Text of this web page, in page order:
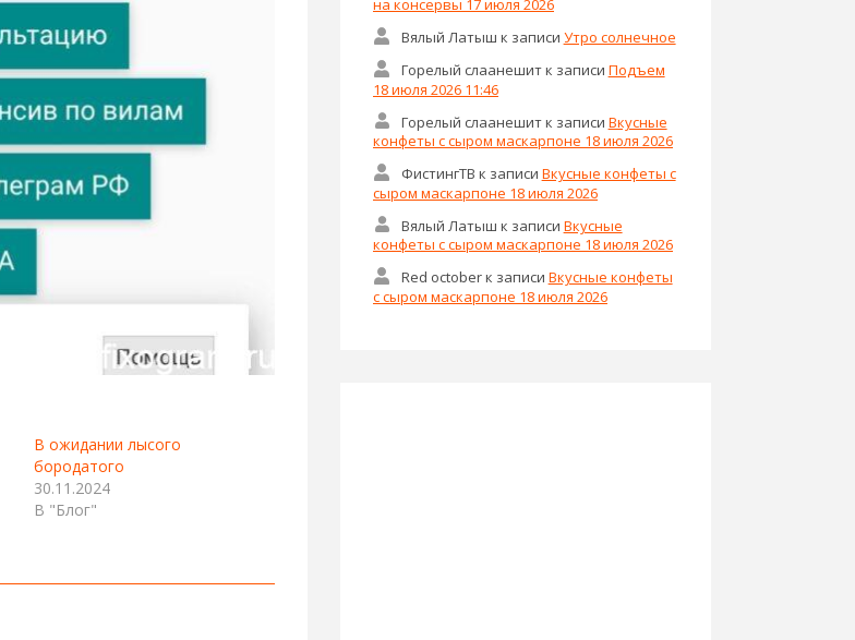
В ожидании лысого
бородатого
30.11.2024
В "Блог"
на консервы 17 июля 2026
Вялый Латыш к записи Утро солнечное
Горелый слаанешитк записи Подъем
18 июля 2026 11:46
Горелый слаанешитк записи Вкусные
конфеты с сыром маскарпоне 18 июля 2026
ФистингТВ к записи Вкусные конфеты с
сыром маскарпоне 18 июля 2026
Вялый Латыш к записи Вкусные
конфеты с сыром маскарпоне 18 июля 2026
Red octoberк записи Вкусные конфеты
с сыром маскарпоне 18 июля 2026